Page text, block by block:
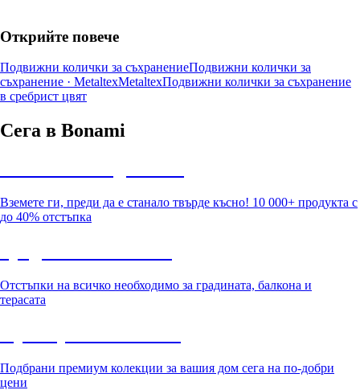
Открийте повече
Подвижни колички за съхранениеПодвижни колички за
съхранение · MetaltexMetaltexПодвижни колички за съхранение
в сребрист цвят
Сега в Bonami
Вземете ги, преди да е станало твърде късно! 10 000+ продукта с
до 40% отстъпка
Отстъпки на всичко необходимо за градината, балкона и
терасата
Подбрани премиум колекции за вашия дом сега на по-добри
цени